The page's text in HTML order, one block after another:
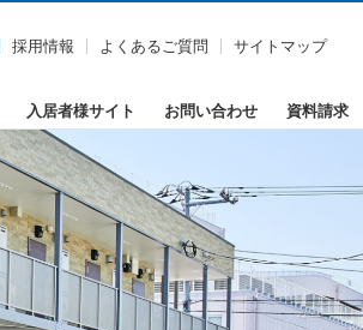
採用情報 よくあるご質問 サイトマップ
入居者様サイト お問い合わせ 資料請求